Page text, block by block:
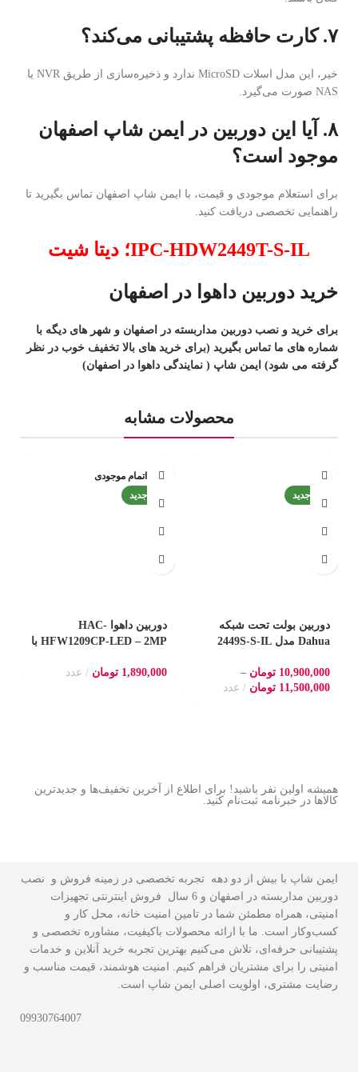
۷. کارت حافظه پشتیبانی می‌کند؟
خیر، این مدل اسلات MicroSD ندارد و ذخیره‌سازی از طریق NVR یا
NAS صورت می‌گیرد.
۸. آیا این دوربین در ایمن شاپ اصفهان
موجود است؟
برای استعلام موجودی و قیمت، با ایمن شاپ اصفهان تماس بگیرید تا
راهنمایی تخصصی دریافت کنید.
IPC-HDW2449T-S-IL؛ دیتا شیت
خرید دوربین داهوا در اصفهان
برای خرید و نصب دوربین مداربسته در اصفهان و شهر های دیگه با
شماره های ما تماس بگیرید (برای خرید های بالا تخفیف خوب در نظر
گرفته می شود) ایمن شاپ ( نمایندگی داهوا در اصفهان)
محصولات مشابه
جدید
دوربین بولت تحت شبکه
Dahua مدل 2449S-S-IL
و دید در شب رنگی
10,900,000 تومان –
11,500,000 تومان عدد
اتمام موجودی
جدید
دوربین داهوا HAC-
HFW1209CP-LED – 2MP با
رنگی در شب
1,890,000 تومان عدد
همیشه اولین نفر باشید! برای اطلاع از آخرین تخفیف‌ها و جدیدترین
کالاها در خبرنامه ثبت‌نام کنید.
ایمن شاپ با بیش از دو دهه تجربه تخصصی در زمینه فروش و نصب
دوربین مداربسته در اصفهان و 6 سال فروش اینترنتی تجهیزات
امنیتی، همراه مطمئن شما در تامین امنیت خانه، محل کار و
کسب‌وکار است. ما با ارائه محصولات باکیفیت، مشاوره تخصصی و
پشتیبانی حرفه‌ای، تلاش می‌کنیم بهترین تجربه خرید آنلاین و خدمات
امنیتی را برای مشتریان فراهم کنیم. امنیت هوشمند، قیمت مناسب و
رضایت مشتری، اولویت اصلی ایمن شاپ است.
09930764007